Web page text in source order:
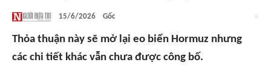
15/6/2026 Gốc
Thỏa thuận này sẽ mở lại eo biển Hormuz nhưng
các chi tiết khác vẫn chưa được công bố.